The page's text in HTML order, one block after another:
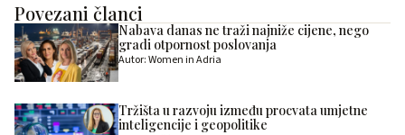
Povezani članci
Nabava danas ne traži najniže cijene, nego
gradi otpornost poslovanja
Autor: Women in Adria
Tržišta u razvoju između procvata umjetne
inteligencije i geopolitike